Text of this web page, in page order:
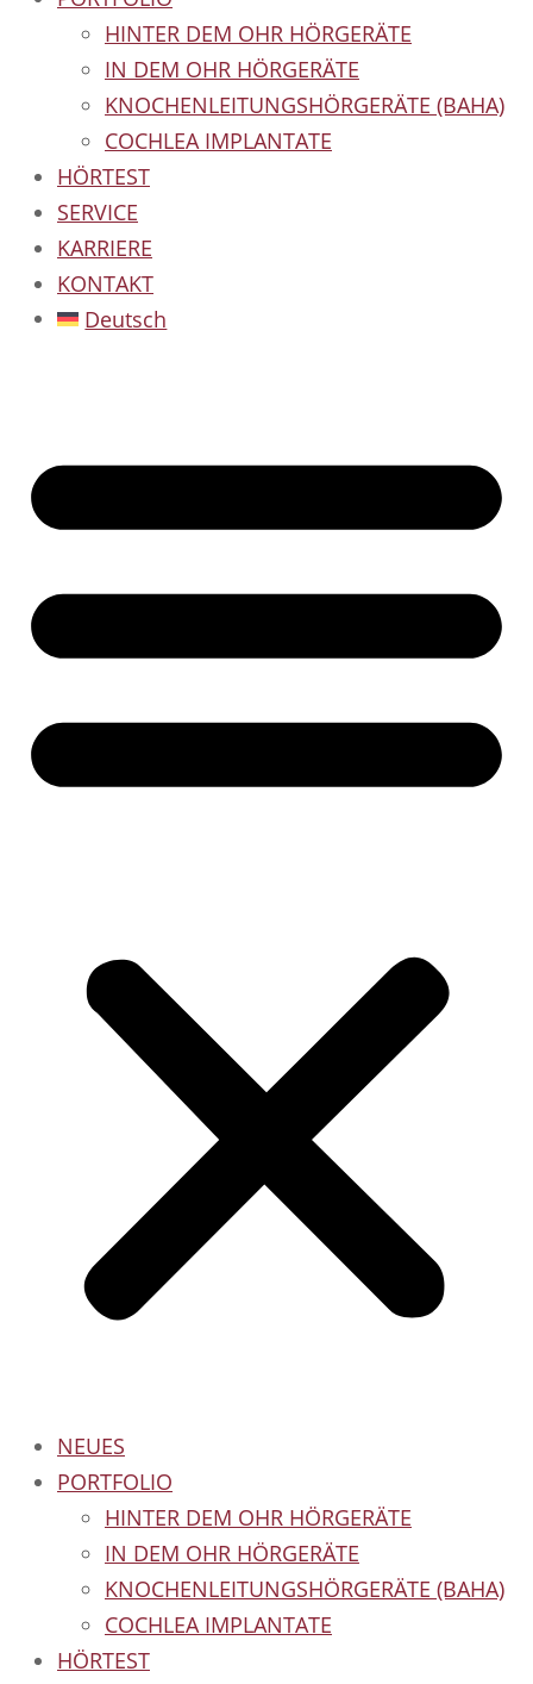
HINTER DEM OHR HÖRGERÄTE
IN DEM OHR HÖRGERÄTE
KNOCHENLEITUNGSHÖRGERÄTE (BAHA)
COCHLEA IMPLANTATE
HÖRTEST
SERVICE
KARRIERE
KONTAKT
Deutsch
NEUES
PORTFOLIO
HINTER DEM OHR HÖRGERÄTE
IN DEM OHR HÖRGERÄTE
KNOCHENLEITUNGSHÖRGERÄTE (BAHA)
COCHLEA IMPLANTATE
HÖRTEST